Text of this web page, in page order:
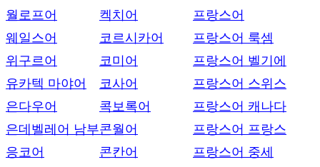
월로프어
웨일스어
위구르어
유카텍 마야어
은다우어
은데벨레어 남부
응코어
켁치어
코르시카어
코미어
코사어
콕보록어
콘월어
콘칸어
프랑스어
프랑스어 룩셈
프랑스어 벨기에
프랑스어 스위스
프랑스어 캐나다
프랑스어 프랑스
프랑스어 중세